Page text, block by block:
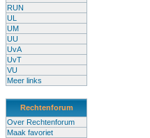
RUN
UL
UM
UU
UvA
UvT
VU
Meer links
Rechtenforum
Over Rechtenforum
Maak favoriet